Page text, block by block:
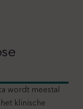
wordt meestal
klinische